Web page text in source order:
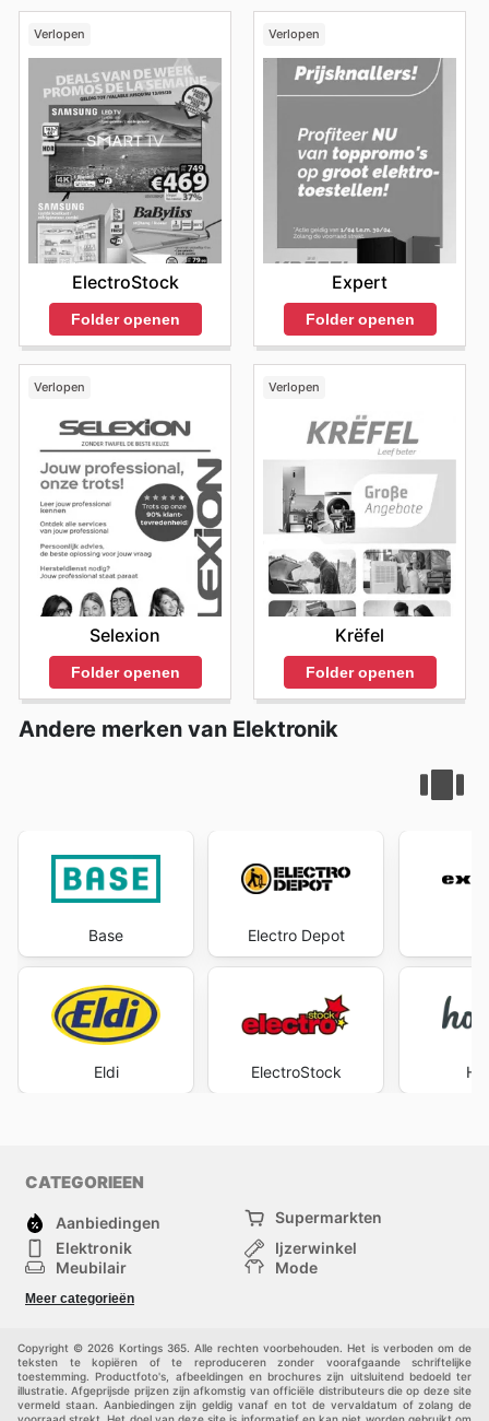
Verlopen
ElectroStock
Folder openen
Verlopen
Expert
Folder openen
Verlopen
Selexion
Folder openen
Verlopen
Krëfel
Folder openen
Andere merken van Elektronik
Base
Eldi
Electro Depot
ElectroStock
CATEGORIEEN
Aanbiedingen
Supermarkten
Elektronik
Ijzerwinkel
Meubilair
Mode
Schoonheid
Meer categorieën
Copyright © 2026 Kortings 365. Alle rechten voorbehouden. Het is verboden om de
teksten te kopiëren of te reproduceren zonder voorafgaande schriftelijke
toestemming. Productfoto's, afbeeldingen en brochures zijn uitsluitend bedoeld ter
illustratie. Afgeprijsde prijzen zijn afkomstig van officiële distributeurs die op deze site
vermeld staan. Aanbiedingen zijn geldig vanaf en tot de vervaldatum of zolang de